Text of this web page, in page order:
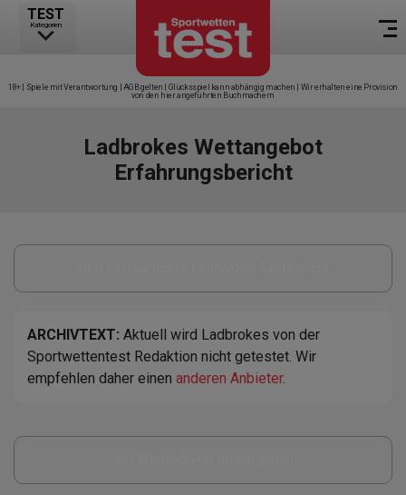
TEST
Kategorien
18+ | Spiele mit Verantwortung | AGB gelten | Glücksspiel kann abhängig machen | Wir erhalten eine Provision
von den hier angeführten Buchmachern
Ladbrokes Wettangebot
Erfahrungsbericht
ARCHIVTEXT: Aktuell wird Ladbrokes von der
Sportwettentest Redaktion nicht getestet. Wir
empfehlen daher einen anderen Anbieter.